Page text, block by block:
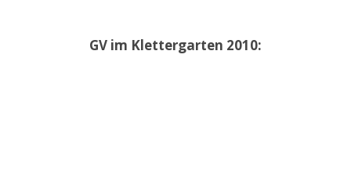
GV im Klettergarten 2010: